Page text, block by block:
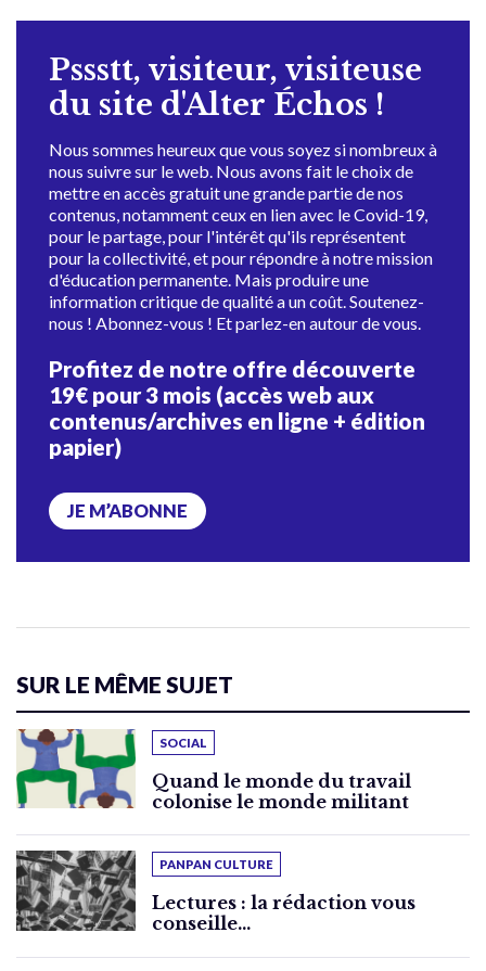
Pssstt, visiteur, visiteuse
du site d'Alter Échos !
Nous sommes heureux que vous soyez si nombreux à
nous suivre sur le web. Nous avons fait le choix de
mettre en accès gratuit une grande partie de nos
contenus, notamment ceux en lien avec le Covid-19,
pour le partage, pour l'intérêt qu'ils représentent
pour la collectivité, et pour répondre à notre mission
d'éducation permanente. Mais produire une
information critique de qualité a un coût. Soutenez-
nous ! Abonnez-vous ! Et parlez-en autour de vous.
Profitez de notre offre découverte
19€ pour 3 mois (accès web aux
contenus/archives en ligne + édition
papier)
JE M’ABONNE
SUR LE MÊME SUJET
SOCIAL
Quand le monde du travail
colonise le monde militant
PANPAN CULTURE
Lectures : la rédaction vous
conseille…